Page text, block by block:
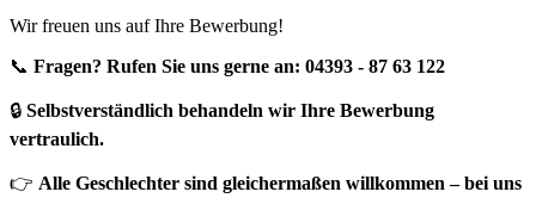
Wir freuen uns auf Ihre Bewerbung!
📞 Fragen? Rufen Sie uns gerne an: 04393 - 87 63 122
🔒 Selbstverständlich behandeln wir Ihre Bewerbung
vertraulich.
👉 Alle Geschlechter sind gleichermaßen willkommen – bei uns